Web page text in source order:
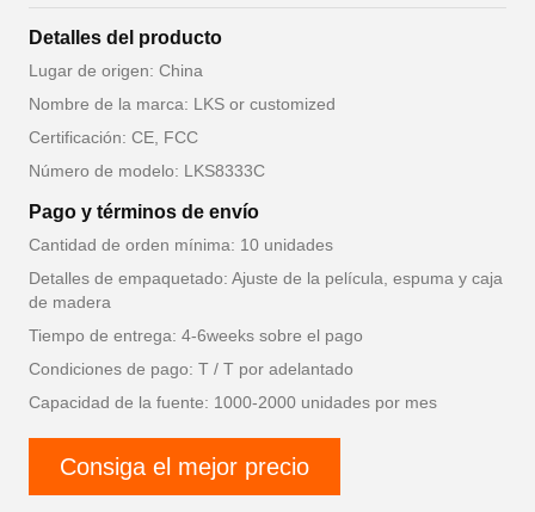
Detalles del producto
Lugar de origen: China
Nombre de la marca: LKS or customized
Certificación: CE, FCC
Número de modelo: LKS8333C
Pago y términos de envío
Cantidad de orden mínima: 10 unidades
Detalles de empaquetado: Ajuste de la película, espuma y caja
de madera
Tiempo de entrega: 4-6weeks sobre el pago
Condiciones de pago: T / T por adelantado
Capacidad de la fuente: 1000-2000 unidades por mes
Consiga el mejor precio